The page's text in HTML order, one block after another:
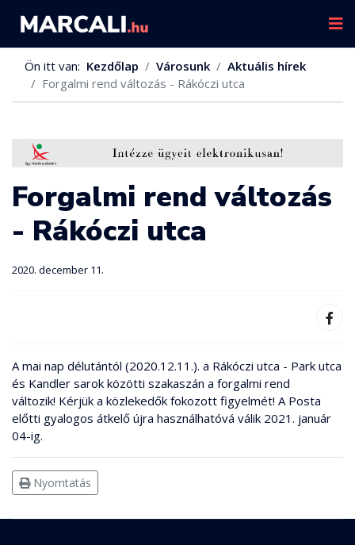
Ön itt van: Kezdőlap Városunk
Aktuális hírek
Forgalmi rend változás - Rákóczi utca
Forgalmi rend változás
- Rákóczi utca
2020. december 11.
A mai nap délutántól (2020.12.11.). a Rákóczi utca - Park utca
és Kandler sarok közötti szakaszán a forgalmi rend
változik! Kérjük a közlekedők fokozott figyelmét! A Posta
előtti gyalogos átkelő újra használhatóvá válik 2021. január
04-ig.
Nyomtatás